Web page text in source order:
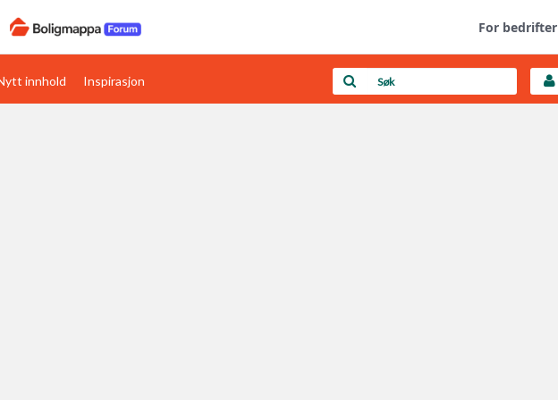
For bedrifter
Boligens papirer Last opp selv
innhold Inspirasjon